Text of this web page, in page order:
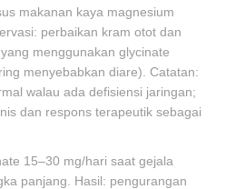
makanan kaya magnesium
perbaikan kram otot dan
menggunakan glycinate
menyebabkan diare). Catatan:
walau ada defisiensi jaringan;
dan respons terapeutik sebagai
15–30 mg/hari saat gejala
panjang. Hasil: pengurangan